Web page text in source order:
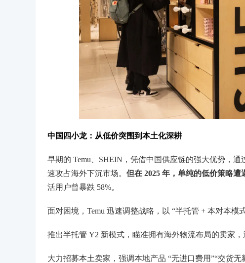
中国四小龙：从低价突围到本土化深耕
早期的 Temu、SHEIN，凭借中国供应链的强大优势，
速攻占海外下沉市场。 但在 2025 年，单纯的低价策略遭
活用户曾暴跌 58%。
面对困境，Temu 迅速调整战略，以 “半托管 + 本对本模
推出半托管 Y2 新模式，瞄准拥有海外物流布局的卖家
大力招募本土卖家，强调本地产品 “无进口费用”“交货无